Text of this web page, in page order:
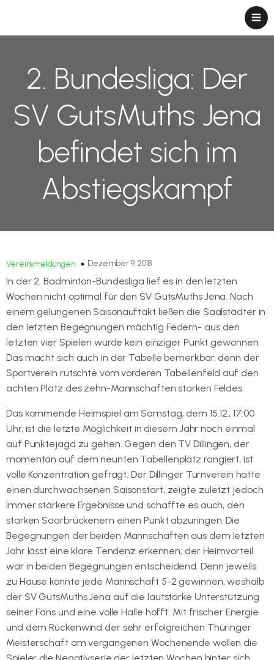
2. Bundesliga: Der
SV GutsMuths Jena
befindet sich im
Abstiegskampf
Vereinsmeldungen Dezember 9, 2018
In der 2. Badminton-Bundesliga lief es in den letzten
Wochen nicht optimal für den SV GutsMuths Jena. Nach
einem gelungenen Saisonauftakt ließen die Saalstädter in
den letzten Begegnungen mächtig Federn- aus den
letzten vier Spielen wurde kein einziger Punkt gewonnen.
Das macht sich auch in der Tabelle bemerkbar, denn der
Sportverein rutschte vom vorderen Tabellenfeld auf den
achten Platz des zehn-Mannschaften starken Feldes.
Das kommende Heimspiel am Samstag, dem 15.12., 17:00
Uhr, ist die letzte Möglichkeit in diesem Jahr noch einmal
auf Punktejagd zu gehen. Gegen den TV Dillingen, der
momentan auf dem neunten Tabellenplatz rangiert, ist
volle Konzentration gefragt. Der Dillinger Turnverein hatte
einen durchwachsenen Saisonstart, zeigte zuletzt jedoch
immer stärkere Ergebnisse und schaffte es auch, den
starken Saarbrückenern einen Punkt abzuringen. Die
Begegnungen der beiden Mannschaften aus dem letzten
Jahr lässt eine klare Tendenz erkennen; der Heimvorteil
war in beiden Begegnungen entscheidend. Denn jeweils
zu Hause konnte jede Mannschaft 5-2 gewinnen, weshalb
der SV GutsMuths Jena auf die lautstarke Unterstützung
seiner Fans und eine volle Halle hofft. Mit frischer Energie
und dem Rückenwind der sehr erfolgreichen Thüringer
Meisterschaft am vergangenen Wochenende wollen die